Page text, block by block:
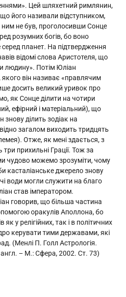
Цей шляхетний римлянин,
його називали відступником,
не був, проголосивши Сонце
розумних богів, бо воно
серед планет. На підтвердження
відомі слова Аристотеля, що
людину». Потім Юліан
він називає «правлячим
досить великий уривок про
як Сонце ділити на чотири
ефірний і матеріальний), що
знову ділить зодіак на
загалом виходить тридцять
Отже, як мені здається, з
прихильні Грації. Тож за
чудово можемо зрозуміти, чому
касталіанське джерело знову
води могли служити на благо
став імператором.
говорив, що більша частина
оракулів Аполлона, бо
у релігійних, так і в політичних
керувати тими державами, які
(Менлі П. Голл Астрологія.
– М.: Сфера, 2002. Ст. 73)